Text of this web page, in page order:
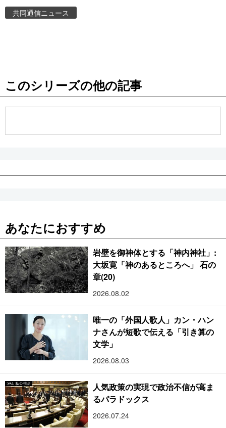
お知らせ
共同通信ニュース
このシリーズの他の記事
あなたにおすすめ
岩壁を御神体とする「神内神社」:
大坂寛「神のあるところへ」 石の
章(20)
2026.08.02
唯一の「外国人歌人」カン・ハン
ナさんが短歌で伝える「引き算の
文学」
2026.08.03
人気政策の実現で政治不信が高ま
るパラドックス
2026.07.24